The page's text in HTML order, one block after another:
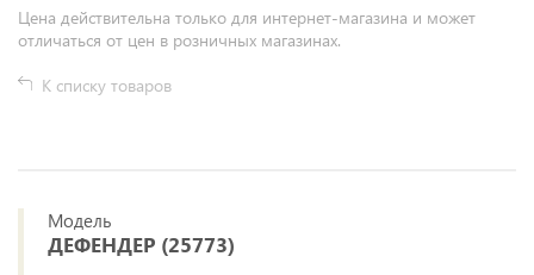
Цена действительна только для интернет-магазина и может
отличаться от цен в розничных магазинах.
К списку товаров
Модель
ДЕФЕНДЕР (25773)